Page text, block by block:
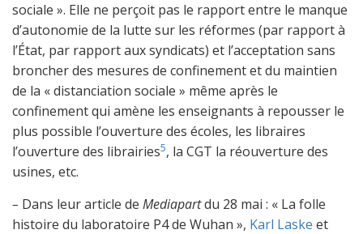
sociale ». Elle ne perçoit pas le rapport entre le manque
d’autonomie de la lutte sur les réformes (par rapport à
l’État, par rapport aux syndicats) et l’acceptation sans
broncher des mesures de confinement et du maintien
de la « distanciation sociale » même après le
confinement qui amène les enseignants à repousser le
plus possible l’ouverture des écoles, les libraires
l’ouverture des librairies5, la CGT la réouverture des
usines, etc.
– Dans leur article de Mediapartdu 28 mai : « La folle
histoire du laboratoire P4 de Wuhan », Karl Laske et